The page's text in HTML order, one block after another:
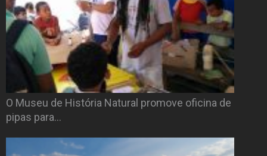
O Museu de História Natural promove oficina de
pipas para…